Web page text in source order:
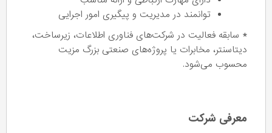
توانمند در مدیریت و پیگیری امور اجرایی
* سابقه فعالیت در شرکت‌های فناوری اطلاعات، زیرساخت،
دیتاسنتر، مخابرات یا پروژه‌های صنعتی بزرگ مزیت
محسوب می‌شود.
معرفی شرکت